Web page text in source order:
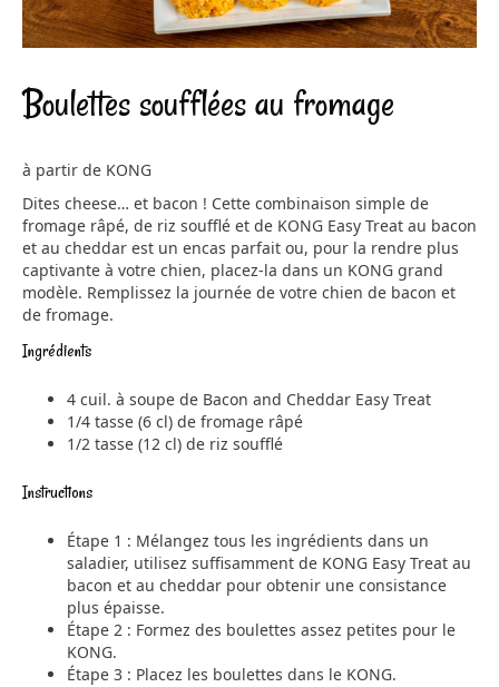
Boulettes soufflées au fromage
à partir de KONG
Dites cheese… et bacon ! Cette combinaison simple de
fromage râpé, de riz soufflé et de KONG Easy Treat au bacon
et au cheddar est un encas parfait ou, pour la rendre plus
captivante à votre chien, placez-la dans un KONG grand
modèle. Remplissez la journée de votre chien de bacon et
de fromage.
Ingrédients
4 cuil. à soupe de Bacon and Cheddar Easy Treat
1/4 tasse (6 cl) de fromage râpé
1/2 tasse (12 cl) de riz soufflé
Instructions
Étape 1 : Mélangez tous les ingrédients dans un
saladier, utilisez suffisamment de KONG Easy Treat au
bacon et au cheddar pour obtenir une consistance
plus épaisse.
Étape 2 : Formez des boulettes assez petites pour le
KONG.
Étape 3 : Placez les boulettes dans le KONG.